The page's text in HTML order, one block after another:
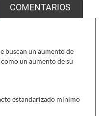
para comprobar la calidad
que considerar
promueve la
aumento notable de la
así como una rápida
tras un entrenamiento
y seguro, ideal para
de su rendimiento físico
COMENTARIOS
buscan un aumento de
un aumento de su
estandarizado mínimo